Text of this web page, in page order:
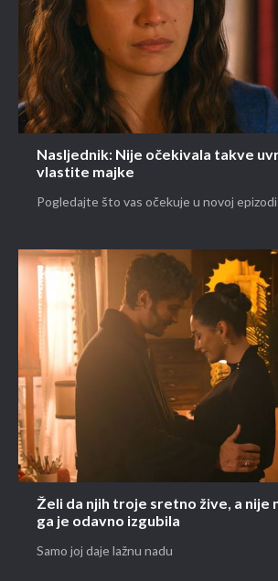
Nasljednik: Nije očekivala takve
vlastite majke
Pogledajte što vas očekuje u novoj
Želi da njih troje sretno žive, a nije
ga je odavno izgubila
Samo joj daje lažnu nadu